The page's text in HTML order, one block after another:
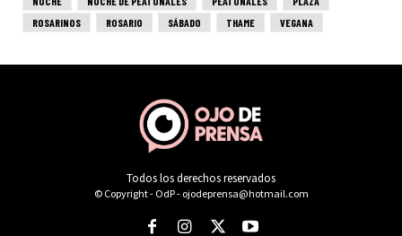
Todos los derechos reservados
© Copyright - OdP - ojodeprensa@hotmail.com